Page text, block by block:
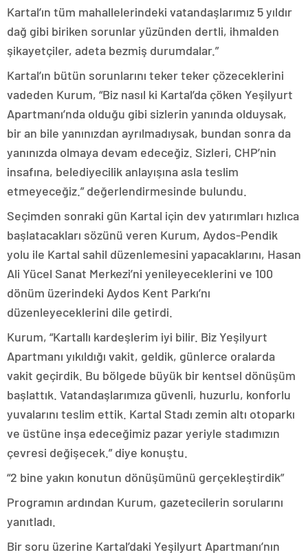
Kartal’ın tüm mahallelerindeki vatandaşlarımız 5 yıldır
dağ gibi biriken sorunlar yüzünden dertli, ihmalden
şikayetçiler, adeta bezmiş durumdalar.”
Kartal’ın bütün sorunlarını teker teker çözeceklerini
vadeden Kurum, “Biz nasıl ki Kartal’da çöken Yeşilyurt
Apartmanı’nda olduğu gibi sizlerin yanında olduysak,
bir an bile yanınızdan ayrılmadıysak, bundan sonra da
yanınızda olmaya devam edeceğiz. Sizleri, CHP’nin
insafına, belediyecilik anlayışına asla teslim
etmeyeceğiz.” değerlendirmesinde bulundu.
Seçimden sonraki gün Kartal için dev yatırımları hızlıca
başlatacakları sözünü veren Kurum, Aydos-Pendik
yolu ile Kartal sahil düzenlemesini yapacaklarını, Hasan
Ali Yücel Sanat Merkezi’ni yenileyeceklerini ve 100
dönüm üzerindeki Aydos Kent Parkı’nı
düzenleyeceklerini dile getirdi.
Kurum, “Kartallı kardeşlerim iyi bilir. Biz Yeşilyurt
Apartmanı yıkıldığı vakit, geldik, günlerce oralarda
vakit geçirdik. Bu bölgede büyük bir kentsel dönüşüm
başlattık. Vatandaşlarımıza güvenli, huzurlu, konforlu
yuvalarını teslim ettik. Kartal Stadı zemin altı otoparkı
ve üstüne inşa edeceğimiz pazar yeriyle stadımızın
çevresi değişecek.” diye konuştu.
“2 bine yakın konutun dönüşümünü gerçekleştirdik”
Programın ardından Kurum, gazetecilerin sorularını
yanıtladı.
Bir soru üzerine Kartal’daki Yeşilyurt Apartmanı’nın